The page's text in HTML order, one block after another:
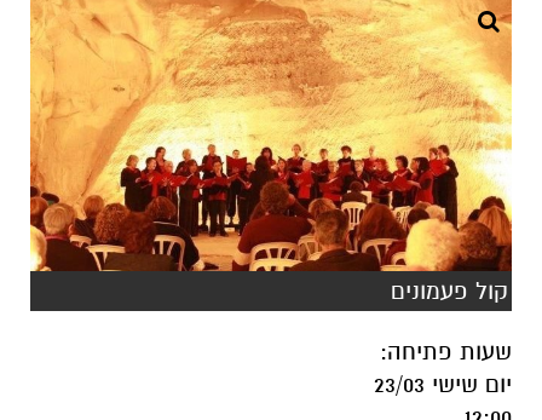
קול פעמונים
שעות פתיחה:
יום שישי 23/03